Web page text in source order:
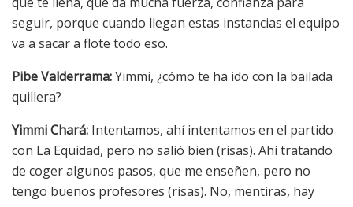
seguir, porque cuando llegan estas instancias el equipo
va a sacar a flote todo eso.
Pibe Valderrama:Yimmi, ¿cómo te ha ido con la bailada
quillera?
Yimmi Chará: Intentamos, ahí intentamos en el partido
con La Equidad, pero no salió bien (risas). Ahí tratando
de coger algunos pasos, que me enseñen, pero no
tengo buenos profesores (risas). No, mentiras, hay